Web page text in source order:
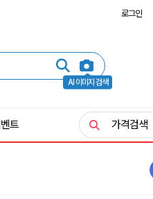
로그인
AI 이미지 검색
트 가격검색